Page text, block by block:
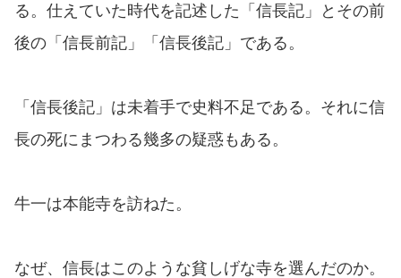
る。仕えていた時代を記述した「信長記」とその前
後の「信長前記」「信長後記」である。
「信長後記」は未着手で史料不足である。それに信
長の死にまつわる幾多の疑惑もある。
牛一は本能寺を訪ねた。
なぜ、信長はこのような貧しげな寺を選んだのか。